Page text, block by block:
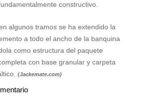
constructivo.
algunos tramos se ha extendido la
a todo el ancho de la banquina
como estructura del paquete
con base granular y carpeta
(Jackemate.com)